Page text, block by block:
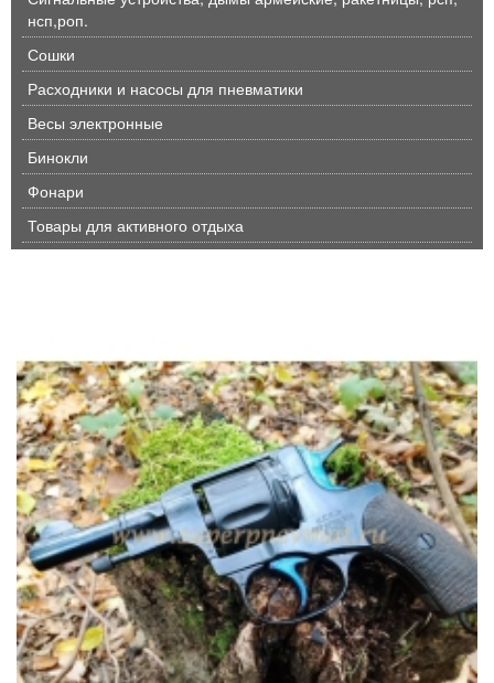
нсп,роп.
Сошки
Расходники и насосы для пневматики
Весы электронные
Бинокли
Фонари
Товары для активного отдыха